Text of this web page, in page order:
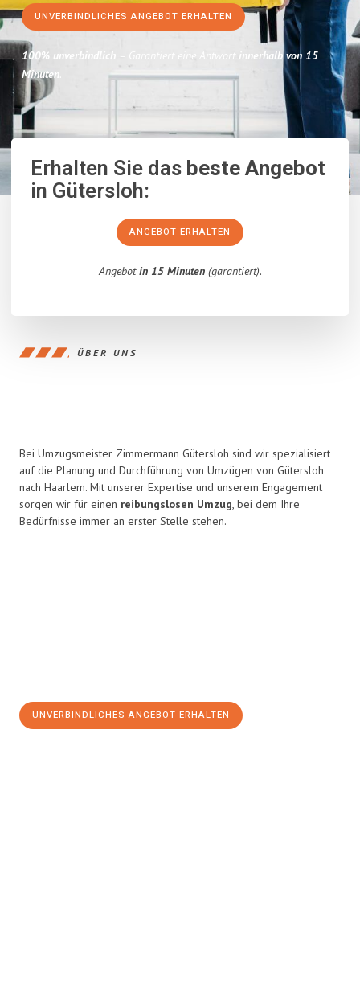
UNVERBINDLICHES ANGEBOT ERHALTEN
100% unverbindlich – Garantiert eine Antwort innerhalb von 15
Minuten.
Erhalten Sie dasbeste Angebot
in Gütersloh:
ANGEBOT ERHALTEN
Angebotin 15 Minuten(garantiert).
ÜBER UNS
Bei Umzugsmeister Zimmermann Gütersloh sind wir spezialisiert
auf die Planung und Durchführung von Umzügen von Gütersloh
nach Haarlem. Mit unserer Expertise und unserem Engagement
sorgen wir für einen reibungslosen Umzug, bei dem Ihre
Bedürfnisse immer an erster Stelle stehen.
UNVERBINDLICHES ANGEBOT ERHALTEN